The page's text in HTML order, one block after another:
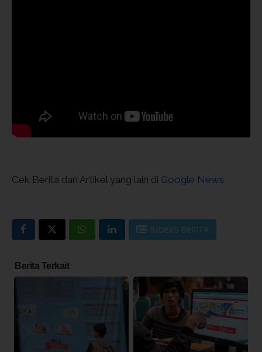
Cek Berita dan Artikel yang lain di Google News
INDEKS BERITA
Berita Terkait